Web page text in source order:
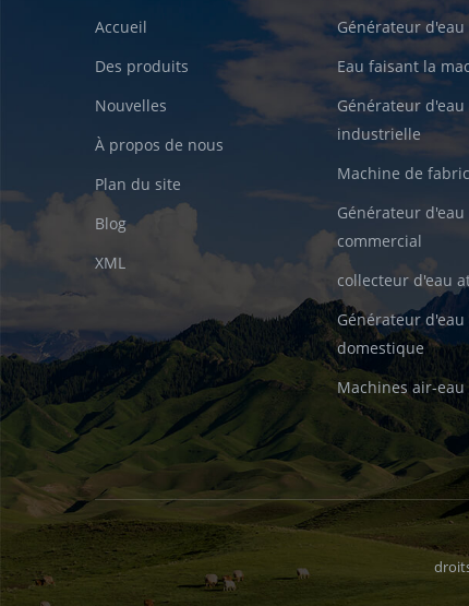
Accueil
Des produits
Nouvelles
À propos de nous
Plan du site
Blog
XML
Générateur
Eau faisant la
Générateur
industrielle
Machine de
Générateur
commercial
collecteur d'eau
Générateur
domestique
Machines air-eau